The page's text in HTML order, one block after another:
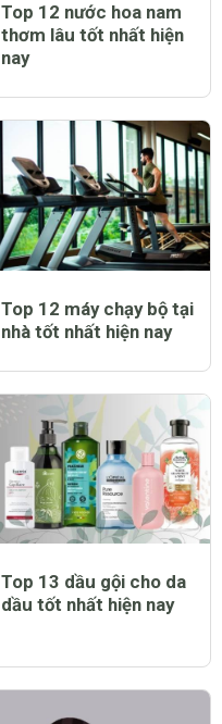
Top 12 nước hoa nam
thơm lâu tốt nhất hiện
nay
Top 12 máy chạy bộ tại
nhà tốt nhất hiện nay
Top 13 dầu gội cho da
dầu tốt nhất hiện nay